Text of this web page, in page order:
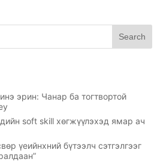
Search
эрин: Чанар ба тогтвортой
soft skill хөгжүүлэхэд ямар ач
үеийнхний бүтээлч сэтгэлгээг